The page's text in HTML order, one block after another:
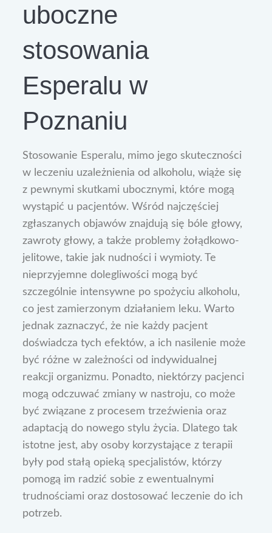
uboczne
stosowania
Esperalu w
Poznaniu
Stosowanie Esperalu, mimo jego skuteczności
w leczeniu uzależnienia od alkoholu, wiąże się
z pewnymi skutkami ubocznymi, które mogą
wystąpić u pacjentów. Wśród najczęściej
zgłaszanych objawów znajdują się bóle głowy,
zawroty głowy, a także problemy żołądkowo-
jelitowe, takie jak nudności i wymioty. Te
nieprzyjemne dolegliwości mogą być
szczególnie intensywne po spożyciu alkoholu,
co jest zamierzonym działaniem leku. Warto
jednak zaznaczyć, że nie każdy pacjent
doświadcza tych efektów, a ich nasilenie może
być różne w zależności od indywidualnej
reakcji organizmu. Ponadto, niektórzy pacjenci
mogą odczuwać zmiany w nastroju, co może
być związane z procesem trzeźwienia oraz
adaptacją do nowego stylu życia. Dlatego tak
istotne jest, aby osoby korzystające z terapii
były pod stałą opieką specjalistów, którzy
pomogą im radzić sobie z ewentualnymi
trudnościami oraz dostosować leczenie do ich
potrzeb.